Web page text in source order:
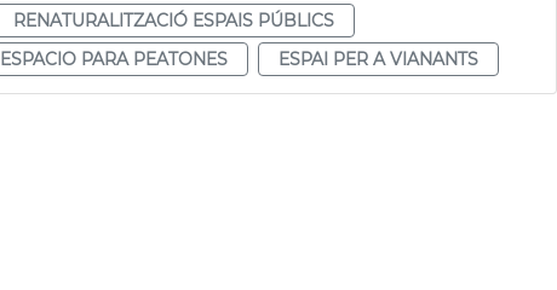
RENATURALITZACIÓ ESPAIS PÚBLICS
ESPACIO PARA PEATONES ESPAI PER A VIANANTS